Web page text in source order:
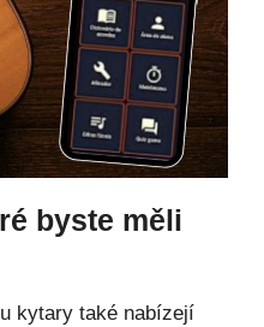
byste měli
kytary také nabízejí